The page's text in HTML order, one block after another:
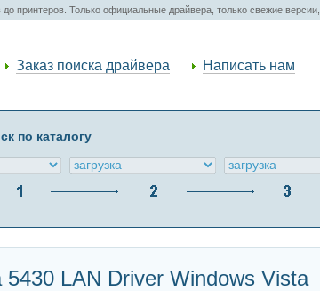
принтеров. Только официальные драйвера, только свежие
Заказ поиска драйвера Написать нам
по каталогу
LAN Driver Windows Vista